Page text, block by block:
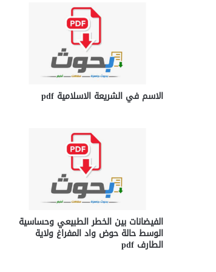
الاسم في الشريعة الاسلامية pdf
الفيضانات بين الخطر الطبيعي وحساسية
الوسط حالة حوض واد المفراغ ولاية
الطارف pdf